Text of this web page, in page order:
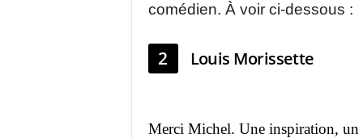
comédien. À voir ci-dessous :
2 Louis Morissette
Merci Michel. Une inspiration, un